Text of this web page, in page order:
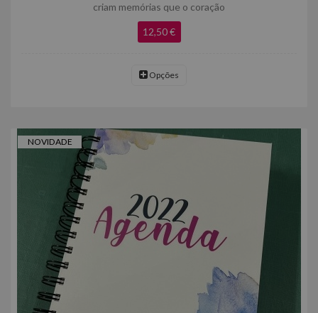
criam memórias que o coração
12,50 €
Opções
NOVIDADE